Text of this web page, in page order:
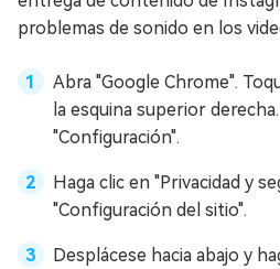
problemas de sonido en los
Abra "Google Chrome".
la esquina superior
"Configuración".
Haga clic en "Privacidad y
"Configuración del sitio".
Desplácese hacia abajo y